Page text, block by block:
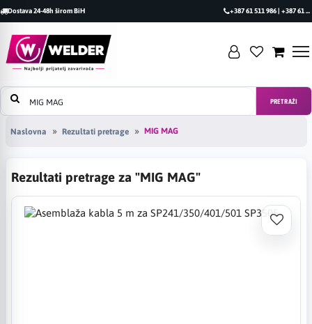
Dostava 24-48h širom BiH +387 61 511 986 | +387 61 493 470
PRETRAŽI
Naslovna Rezultati pretrage MIG MAG
Rezultati pretrage za "MIG MAG"